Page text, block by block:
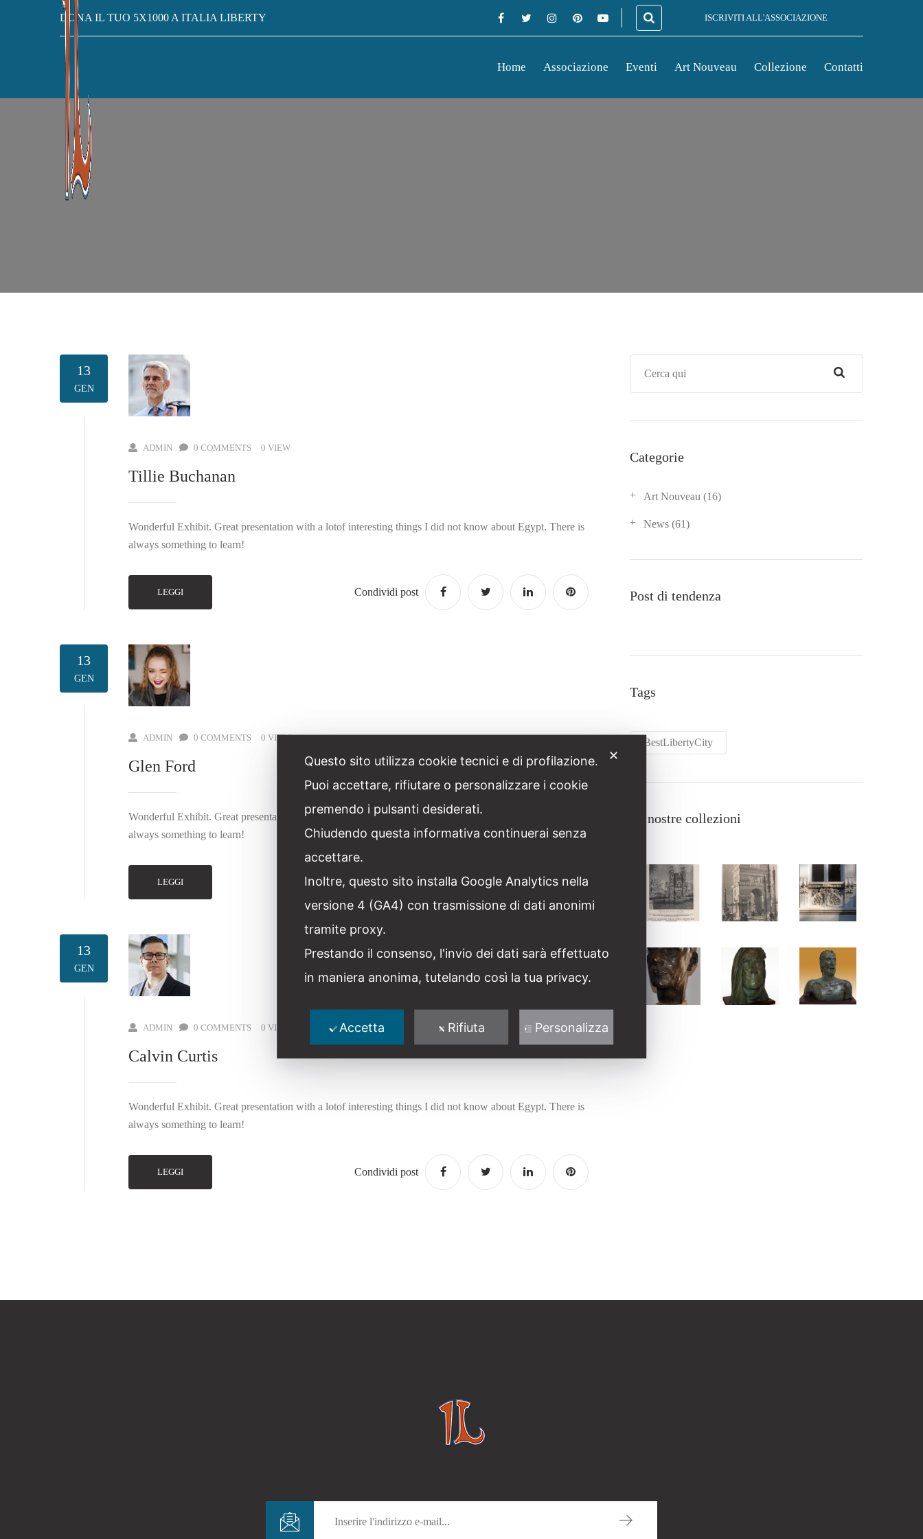
DONA IL TUO 5X1000 A ITALIA LIBERTY ISCRIVITI ALL'ASSOCIAZIONE
Home Associazione Eventi Art Nouveau Collezione Contatti
13
GEN
ADMIN 0 COMMENTS 0 VIEW
Tillie Buchanan
Wonderful Exhibit. Great presentation with a lotof interesting things I did not know about Egypt. There is
always something to learn!
LEGGI Condividi post
13
GEN
ADMIN 0 COMMENTS 0 VIEW
Glen Ford
Wonderful Exhibit. Great presentation with a lotof interesting things I did not know about Egypt. There is
always something to learn!
LEGGI Condividi post
13
GEN
ADMIN 0 COMMENTS 0 VIEW
Calvin Curtis
Wonderful Exhibit. Great presentation with a lotof interesting things I did not know about Egypt. There is
always something to learn!
LEGGI Condividi post
Categorie
Art Nouveau (16)
News (61)
Post di tendenza
Tags
BestLibertyCity
Le nostre collezioni
✕
Questo sito utilizza cookie tecnici e di profilazione.
Puoi accettare, rifiutare o personalizzare i cookie
premendo i pulsanti desiderati.
Chiudendo questa informativa continuerai senza
accettare.
Inoltre, questo sito installa Google Analytics nella
versione 4 (GA4) con trasmissione di dati anonimi
tramite proxy.
Prestando il consenso, l'invio dei dati sarà effettuato
in maniera anonima, tutelando così la tua privacy.
Accetta Rifiuta Personalizza